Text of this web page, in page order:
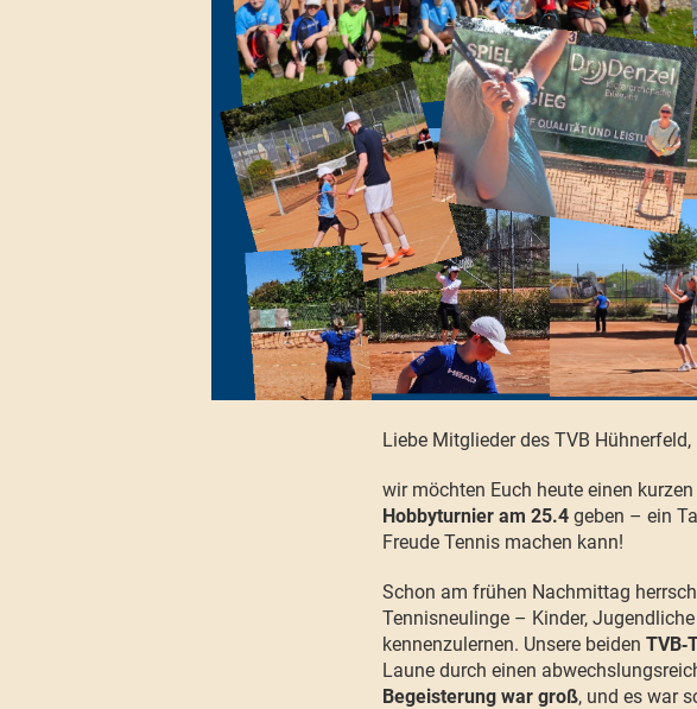
Liebe Mitglieder des TVB Hühnerfeld,
wir möchten Euch heute einen
Hobbyturnier am 25.4 geben – ein
Freude Tennis machen kann!
Schon am frühen Nachmittag
Tennisneulinge – Kinder,
kennenzulernen. Unsere beiden
Laune durch einen
Begeisterung war groß, und es war